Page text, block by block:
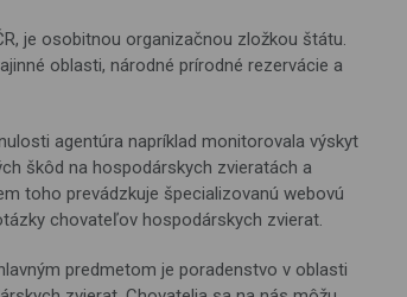
je osobitnou organizačnou zložkou štátu.
oblasti, národné prírodné rezervácie a
agentúra napríklad monitorovala výskyt
škôd na hospodárskych zvieratách a
toho prevádzkuje špecializovanú webovú
chovateľov hospodárskych zvierat.
predmetom je poradenstvo v oblasti